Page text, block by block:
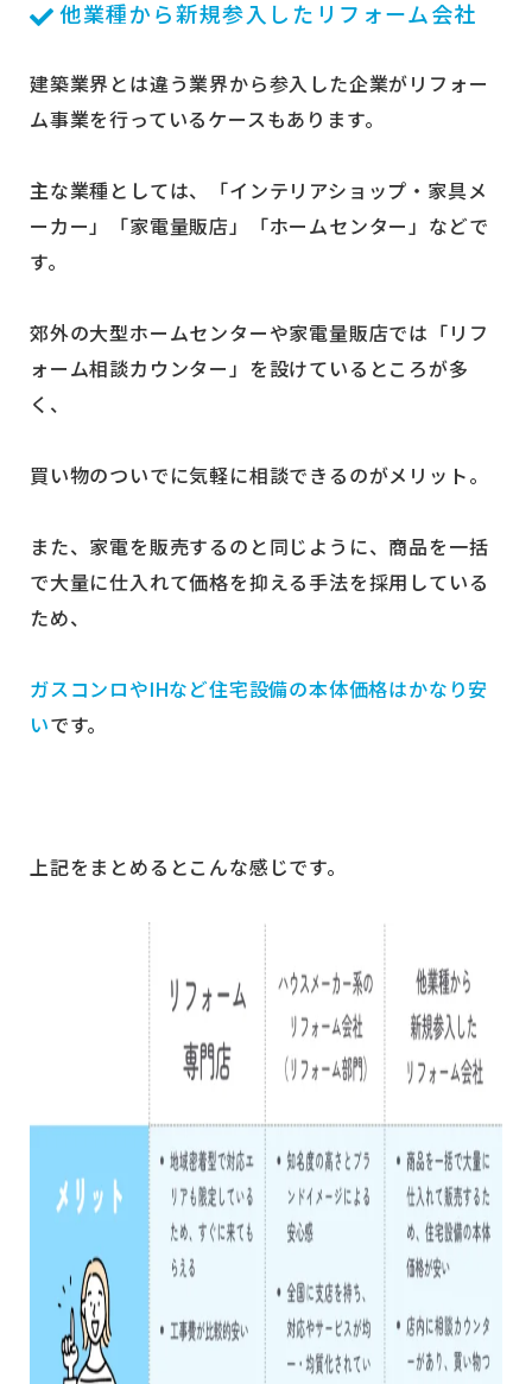
他業種から新規参入したリフォーム会社
建築業界とは違う業界から参入した企業がリフォー
ム事業を行っているケースもあります。
主な業種としては、「インテリアショップ・家具メ
ーカー」「家電量販店」「ホームセンター」などで
す。
郊外の大型ホームセンターや家電量販店では「リフ
ォーム相談カウンター」を設けているところが多
く、
買い物のついでに気軽に相談できるのがメリット。
また、家電を販売するのと同じように、商品を一括
で大量に仕入れて価格を抑える手法を採用している
ため、
ガスコンロやIHなど住宅設備の本体価格はかなり安
いです。
上記をまとめるとこんな感じです。